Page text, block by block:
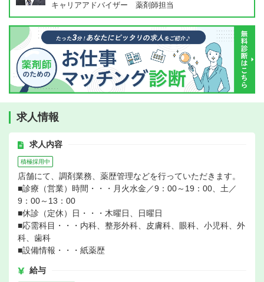
キャリアアドバイザー 薬剤師担当
求人情報
求人内容
積極採用中
店舗にて、調剤業務、薬歴管理などを行っていただきます。
■診療（営業）時間・・・月火水金／9：00～19：00、土／
9：00～13：00
■休診（定休）日・・・木曜日、日曜日
■応需科目・・・内科、整形外科、皮膚科、眼科、小児科、外
科、歯科
■設備情報・・・紙薬歴
給与